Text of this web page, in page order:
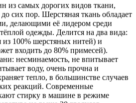
из самых дорогих видов ткани,
сих пор. Шерстяная ткань обладает
делающими её лидером среди
одежды. Делится на два вида:
из 100% шерстяных нитей) и
входить до 80% примесей).
несминаемость, не впитывает
воду, очень прочна и
тепло, в большинстве случаев
реакций. Современные
стирку в машине в режиме